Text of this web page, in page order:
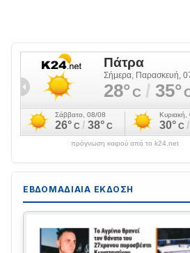
πρόγνωση καιρού από το k24.net